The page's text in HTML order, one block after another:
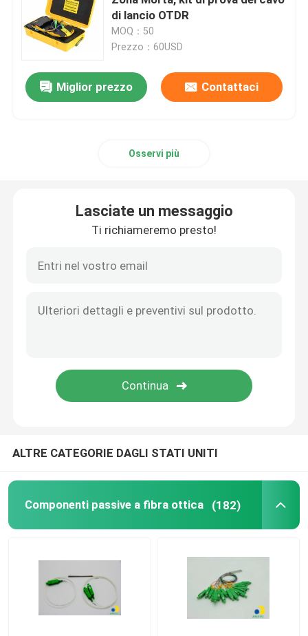
Componenti passive a fibra ottica
Componenti attivi della fibra ottica
Kit di attrezzi in fibra ottica
di lancio OTDR
MOQ：50
Prezzo：60USD
Miglior prezzo Contattaci
Osservi più
Lasciate un messaggio
Ti richiameremo presto!
ALTRE CATEGORIE DAGLI STATI UNITI
Componenti passive a fibra ottica (182)